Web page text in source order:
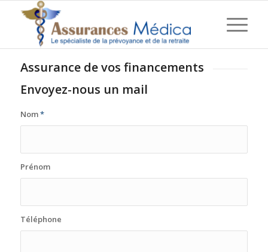
Assurance de vos financements
Envoyez-nous un mail
Nom*
Prénom
Téléphone